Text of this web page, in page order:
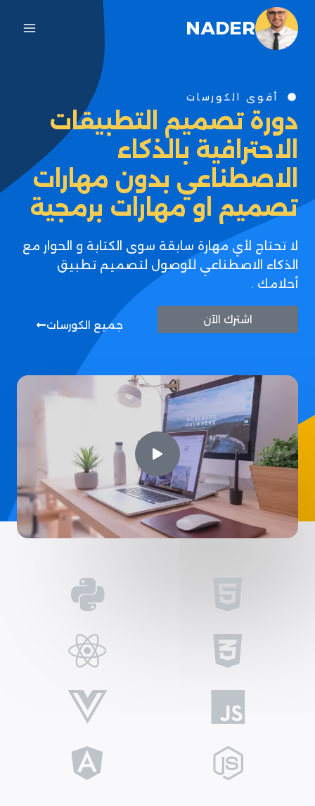
NADER
أقوى الكورسات
دورة تصميم التطبيقات
الاحترافية بالذكاء
الاصطناعي بدون مهارات
تصميم او مهارات برمجية
لا تحتاج لأي مهارة سابقة سوى الكتابة و الحوار مع
الذكاء الاصطناعي للوصول لتصميم تطبيق
أحلامك .
اشترك الآن جميع الكورسات